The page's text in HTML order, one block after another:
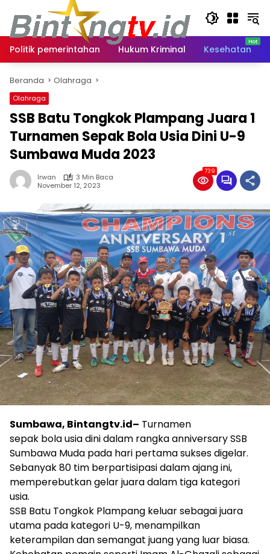
konten
Politik pemerintahan
Hukum Kriminal Kesehatan
Beranda Olahraga
Olahraga
SSB Batu Tongkok Plampang Juara 1
Turnamen Sepak Bola Usia Dini U-9
Sumbawa Muda 2023
Irwan
3 Min Baca
November 12, 2023
739
Sumbawa, Bintangtv.id– Turnamen
sepak bola usia dini dalam rangka anniversary SSB
Sumbawa Muda pada hari pertama sukses digelar.
Sebanyak 80 tim berpartisipasi dalam ajang ini,
memperebutkan gelar juara dalam tiga kategori
usia.
SSB Batu Tongkok Plampang keluar sebagai juara
utama pada kategori U-9, menampilkan
keterampilan dan semangat juang yang luar biasa.